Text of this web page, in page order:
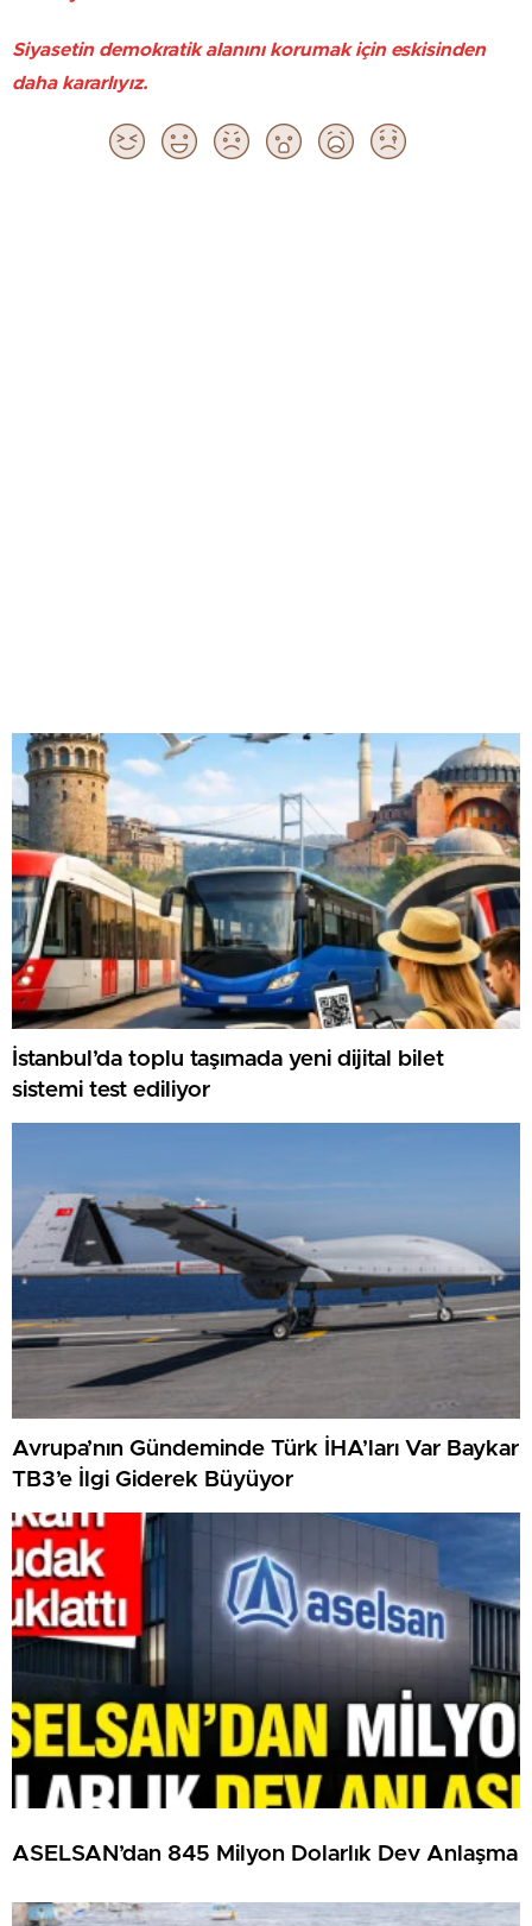
Siyasetin demokratik alanını korumak için eskisinden
daha kararlıyız.
İstanbul’da toplu taşımada yeni dijital bilet
sistemi test ediliyor
Avrupa’nın Gündeminde Türk İHA’ları Var Baykar
TB3’e İlgi Giderek Büyüyor
ASELSAN’dan 845 Milyon Dolarlık Dev Anlaşma